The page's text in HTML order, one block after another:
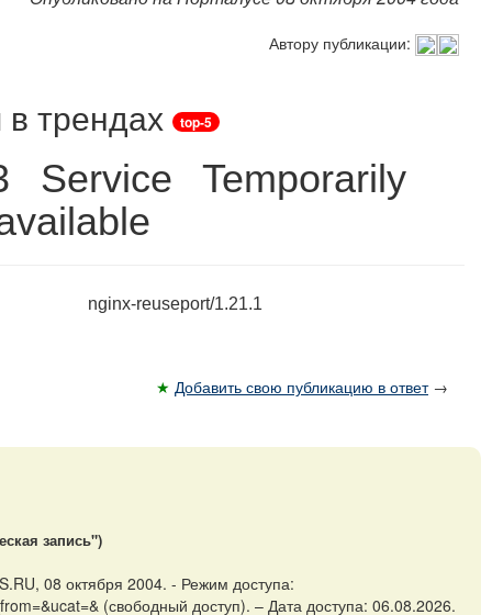
Автору публикации:
трендах top-5
Service Temporarily
nginx-reuseport/1.21.1
★ Добавить свою публикацию в ответ→
запись")
08 октября 2004. - Режим доступа:
(свободный доступ). – Дата доступа: 06.08.2026.